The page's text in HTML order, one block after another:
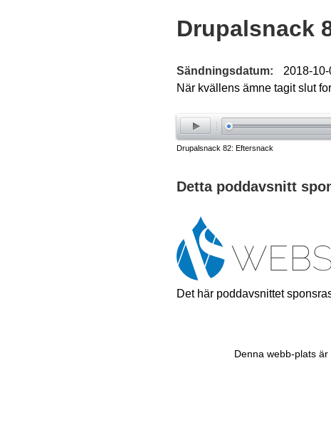
to
top
Drupalsnack
Sändningsdatum:
2018-
När kvällens ämne tagit slut
Drupalsnack 82: Eftersnack
Detta poddavsnitt
Det här poddavsnittet
Denna webb-plats